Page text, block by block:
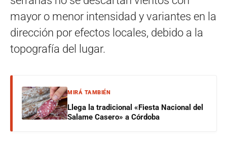
mayor o menor intensidad y variantes en la
dirección por efectos locales, debido a la
topografía del lugar.
MIRÁ TAMBIÉN
Llega la tradicional «Fiesta Nacional del
Salame Casero» a Córdoba